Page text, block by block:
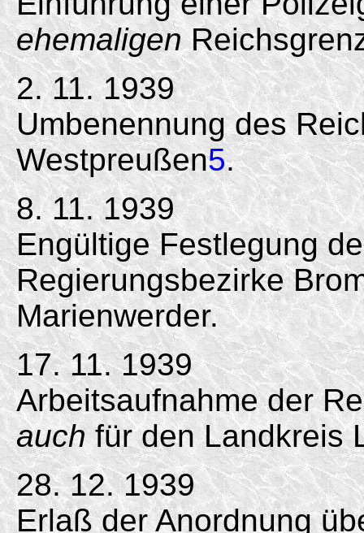
ehemaligen
2. 11. 1939
Umbenennung des
Westpreußen5.
8. 11. 1939
Engültige Festlegung
Regierungsbezirke
Marienwerder.
17. 11. 1939
Arbeitsaufnahme der
auch für den Landkreis
28. 12. 1939
Erlaß der Anordnung